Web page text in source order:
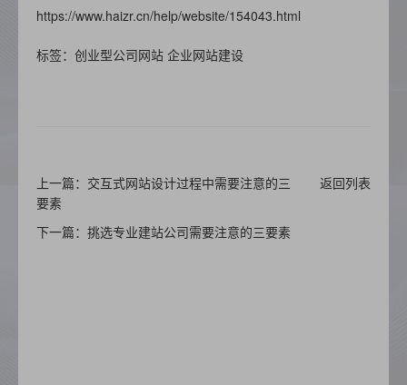
https://www.haizr.cn/help/website/154043.html
标签：创业型公司网站 企业网站建设
上一篇：交互式网站设计过程中需要注意的三
要素
返回列表
下一篇：挑选专业建站公司需要注意的三要素